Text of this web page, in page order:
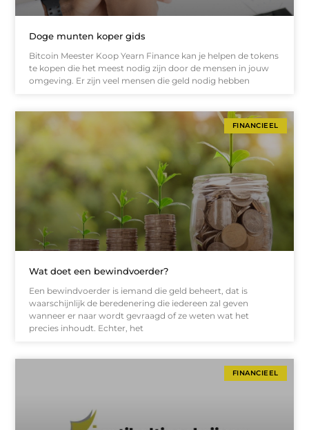
Doge munten koper gids
Bitcoin Meester Koop Yearn Finance kan je helpen de tokens
te kopen die het meest nodig zijn door de mensen in jouw
omgeving. Er zijn veel mensen die geld nodig hebben
FINANCIEEL
Wat doet een bewindvoerder?
Een bewindvoerder is iemand die geld beheert, dat is
waarschijnlijk de beredenering die iedereen zal geven
wanneer er naar wordt gevraagd of ze weten wat het
precies inhoudt. Echter, het
FINANCIEEL